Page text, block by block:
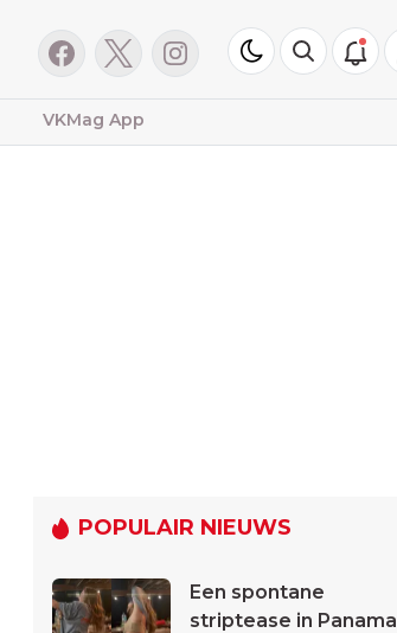
VKMag App
POPULAIR NIEUWS
Een spontane
striptease in Panama